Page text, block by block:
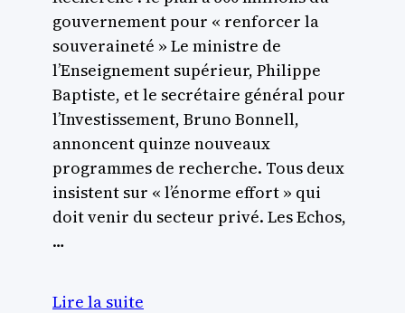
gouvernement pour « renforcer la
souveraineté » Le ministre de
l’Enseignement supérieur, Philippe
Baptiste, et le secrétaire général pour
l’Investissement, Bruno Bonnell,
annoncent quinze nouveaux
programmes de recherche. Tous deux
insistent sur « l’énorme effort » qui
doit venir du secteur privé. Les Echos,
…
Lire la suite